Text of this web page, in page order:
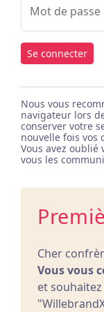
Mot de passe
Se connecter
Nous vous
navigateur lors
conserver votre
nouvelle fois vos
Vous avez oublié
vous les
Cher
Vous vous
et